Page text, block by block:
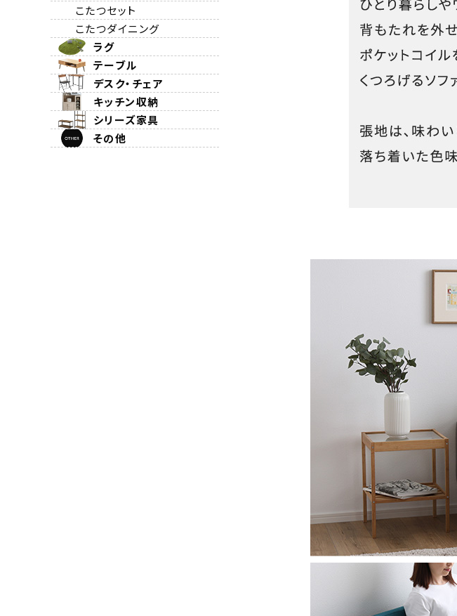
こたつセット
こたつダイニング
ラグ
テーブル
デスク・チェア
キッチン収納
シリーズ家具
その他